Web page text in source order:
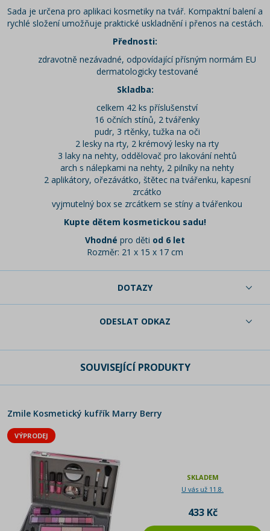
Sada je určena pro aplikaci kosmetiky na tvář. Kompaktní balení a
rychlé složení umožňuje praktické uskladnění i přenos na cestách.
Přednosti:
zdravotně nezávadné, odpovídající přísným normám EU
dermatologicky testované
Skladba:
celkem 42 ks příslušenství
16 očních stínů, 2 tvářenky
pudr, 3 rtěnky, tužka na oči
2 lesky na rty, 2 krémový lesky na rty
3 laky na nehty, oddělovač pro lakování nehtů
arch s nálepkami na nehty, 2 pilníky na nehty
2 aplikátory, ořezávátko, štětec na tvářenku, kapesní
zrcátko
vyjmutelný box se zrcátkem se stíny a tvářenkou
Kupte dětem kosmetickou sadu!
Vhodné pro děti od 6 let
Rozměr: 21 x 15 x 17 cm
DOTAZY
ODESLAT ODKAZ
SOUVISEJÍCÍ PRODUKTY
Zmile Kosmetický kufřík Marry Berry
VÝPRODEJ
SKLADEM
U vás už 11.8.
433 Kč